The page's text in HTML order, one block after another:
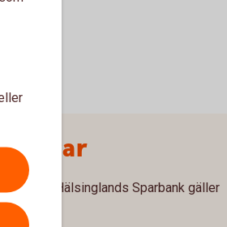
med Hälsinglands Sparbank gäller